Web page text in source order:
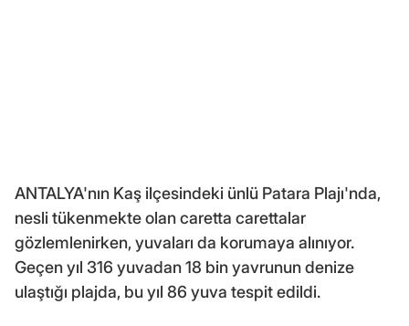
ANTALYA'nın Kaş ilçesindeki ünlü Patara Plajı'nda,
nesli tükenmekte olan caretta carettalar
gözlemlenirken, yuvaları da korumaya alınıyor.
Geçen yıl 316 yuvadan 18 bin yavrunun denize
ulaştığı plajda, bu yıl 86 yuva tespit edildi.